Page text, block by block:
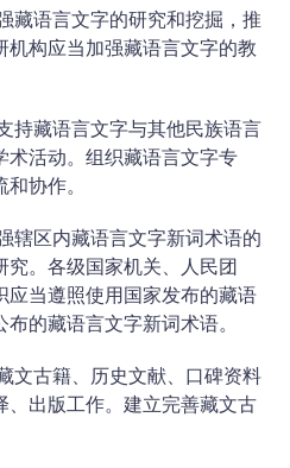
藏语言文字的研究和挖掘，推
构应当加强藏语言文字的教
持藏语言文字与其他民族语言
活动。组织藏语言文字专
协作。
辖区内藏语言文字新词术语的
。各级国家机关、人民团
当遵照使用国家发布的藏语
的藏语言文字新词术语。
文古籍、历史文献、口碑资料
出版工作。建立完善藏文古